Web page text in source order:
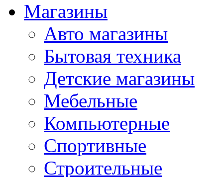
Магазины
Авто магазины
Бытовая техника
Детские магазины
Мебельные
Компьютерные
Спортивные
Строительные